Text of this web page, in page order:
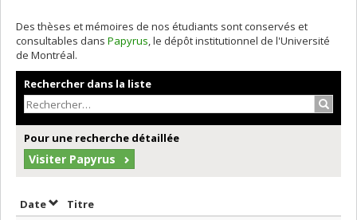
Des thèses et mémoires de nos étudiants sont conservés et
consultables dans Papyrus, le dépôt institutionnel de l'Université
de Montréal.
Rechercher dans la liste
Pour une recherche détaillée
Visiter Papyrus
DateTrier par date en ordre croissant
Titre